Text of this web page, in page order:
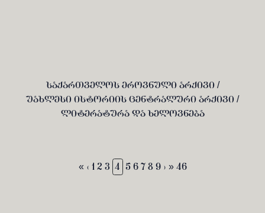
საქართველოს ეროვნული არქივი /
უახლესი ისტორიის ცენტრალური არქივი /
ლიტერატურა და ხელოვნება
« ‹ 1 2 3 4 5 6 7 8 9 › » 46